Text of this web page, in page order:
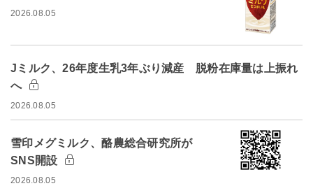
2026.08.05
Jミルク、26年度生乳3年ぶり減産 脱粉在庫量は上振れ
へ
2026.08.05
雪印メグミルク、酪農総合研究所が
SNS開設
2026.08.05